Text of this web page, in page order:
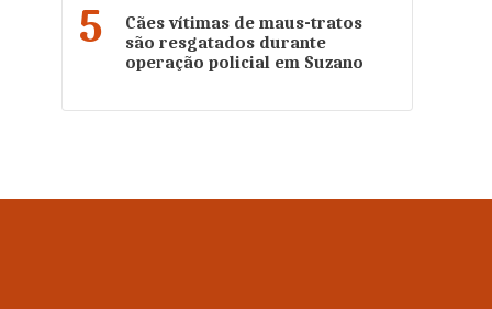
5
Cães vítimas de maus-tratos
são resgatados durante
operação policial em Suzano